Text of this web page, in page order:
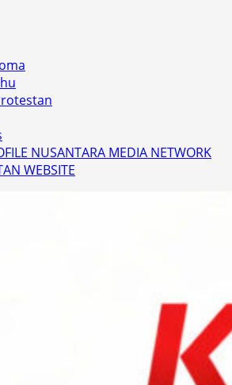
NUSANTARA MEDIA NETWORK
WEBSITE